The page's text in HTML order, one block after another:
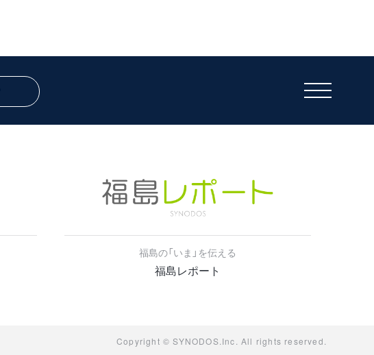
福島の「いま」を伝える
福島レポート
Copyright © SYNODOS.Inc. All rights reserved.